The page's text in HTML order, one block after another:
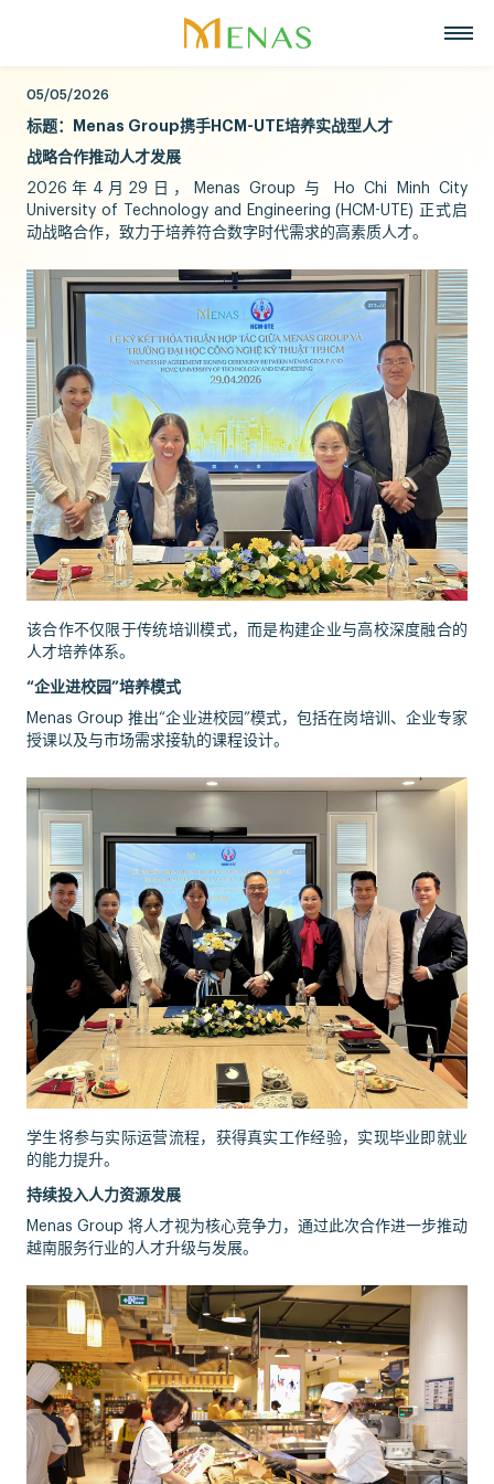
主页
关于Menas集团
愿景, 使命, 核心价值
Menas 与 ESG 承诺
社会责任
荣誉与奖项
代表项目
超市
零售
美食
化妆品与香水
资产管理
度假酒店
新闻与活动
招聘
战略合作伙伴
联系
中文
Tiếng Việt
English
05/05/2026
标题：Menas Group携手HCM-UTE培养实战型人才
战略合作推动人才发展
2026年4月29日，Menas Group 与 Ho Chi Minh City
University of Technology and Engineering (HCM-UTE) 正式启
动战略合作，致力于培养符合数字时代需求的高素质人才。
该合作不仅限于传统培训模式，而是构建企业与高校深度融合的
人才培养体系。
“企业进校园”培养模式
Menas Group 推出“企业进校园”模式，包括在岗培训、企业专家
授课以及与市场需求接轨的课程设计。
学生将参与实际运营流程，获得真实工作经验，实现毕业即就业
的能力提升。
持续投入人力资源发展
Menas Group 将人才视为核心竞争力，通过此次合作进一步推动
越南服务行业的人才升级与发展。